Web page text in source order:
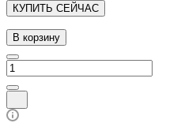
КУПИТЬ СЕЙЧАС
В корзину